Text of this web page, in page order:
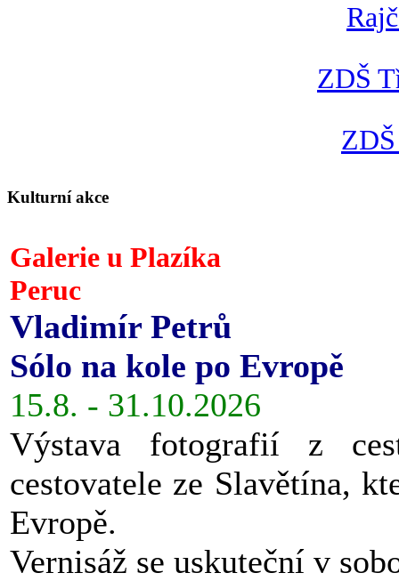
ZDŠ
Kulturní akce
Galerie u Plazíka
Peruc
Vladimír Petrů
Sólo na kole po Evropě
15.8. - 31.10.2026
Výstava fotografií z
cestovatele ze Slavětína,
Evropě.
Vernisáž se uskuteční v